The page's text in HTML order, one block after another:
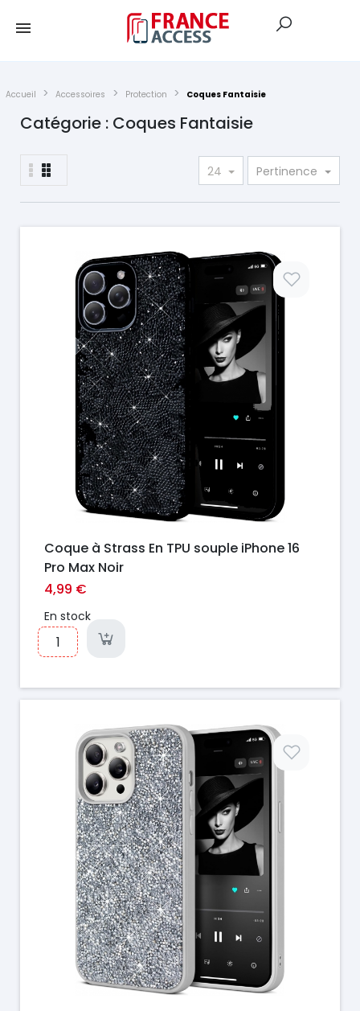
Accueil Accessoires Protection Coques Fantaisie
Catégorie : Coques Fantaisie
24 Pertinence
Coque à Strass En TPU souple iPhone 16
Pro Max Noir
4,99 €
En stock